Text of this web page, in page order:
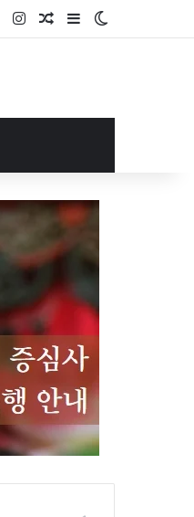
InstagramRandom Article
Sidebar